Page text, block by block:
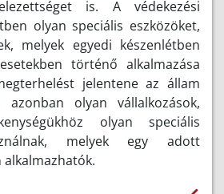
is. A védekezési
olyan speciális eszközöket,
melyek egyedi készenlétben
történő alkalmazása
jelentene az állam
azonban olyan vállalkozások,
olyan speciális
melyek egy adott